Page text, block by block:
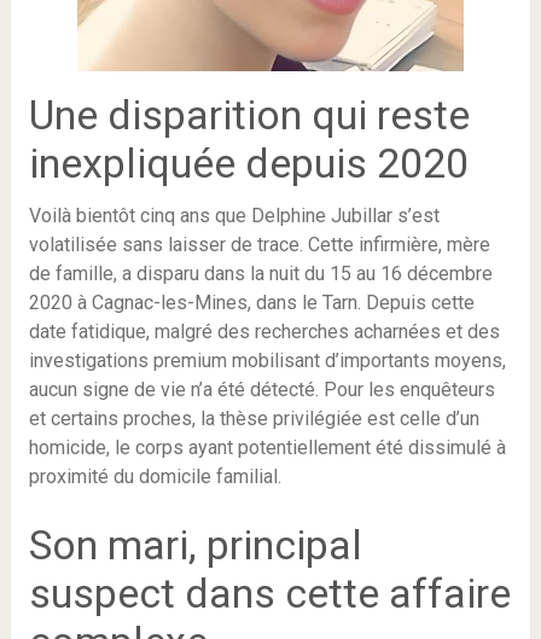
Une disparition qui reste
inexpliquée depuis 2020
Voilà bientôt cinq ans que Delphine Jubillar s’est
volatilisée sans laisser de trace. Cette infirmière, mère
de famille, a disparu dans la nuit du 15 au 16 décembre
2020 à Cagnac-les-Mines, dans le Tarn. Depuis cette
date fatidique, malgré des recherches acharnées et des
investigations premium mobilisant d’importants moyens,
aucun signe de vie n’a été détecté. Pour les enquêteurs
et certains proches, la thèse privilégiée est celle d’un
homicide, le corps ayant potentiellement été dissimulé à
proximité du domicile familial.
Son mari, principal
suspect dans cette affaire